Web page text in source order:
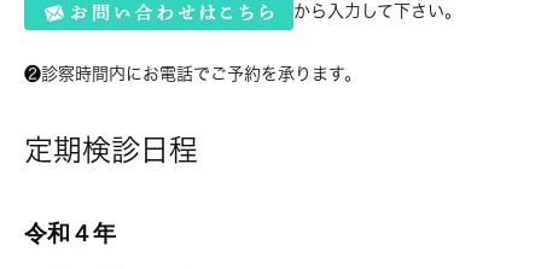
から入力して下さい。
❷診察時間内にお電話でご予約を承ります。
定期検診日程
令和４年